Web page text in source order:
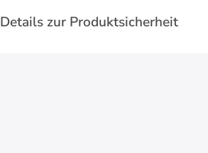
Details zur Produktsicherheit